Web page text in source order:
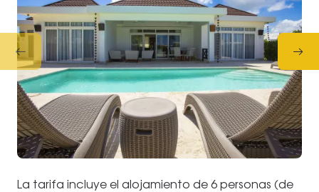
La tarifa incluye el alojamiento de 6 personas (de